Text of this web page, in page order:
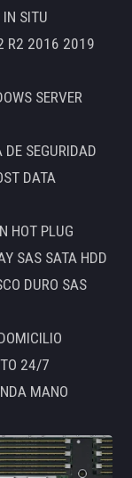
IN SITU
R2 2016 2019
SERVER
SEGURIDAD
DATA
HOT PLUG
SAS SATA HDD
DURO SAS
24/7
MANO